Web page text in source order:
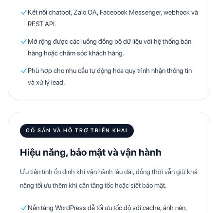
Kết nối chatbot, Zalo OA, Facebook Messenger, webhook và
REST API.
Mở rộng được các luồng đồng bộ dữ liệu với hệ thống bán
hàng hoặc chăm sóc khách hàng.
Phù hợp cho nhu cầu tự động hóa quy trình nhận thông tin
và xử lý lead.
CÓ SẴN VÀ HỖ TRỢ TRIỂN KHAI
Hiệu năng, bảo mật và vận hành
Ưu tiên tính ổn định khi vận hành lâu dài, đồng thời vẫn giữ khả
năng tối ưu thêm khi cần tăng tốc hoặc siết bảo mật.
Nền tảng WordPress dễ tối ưu tốc độ với cache, ảnh nén,